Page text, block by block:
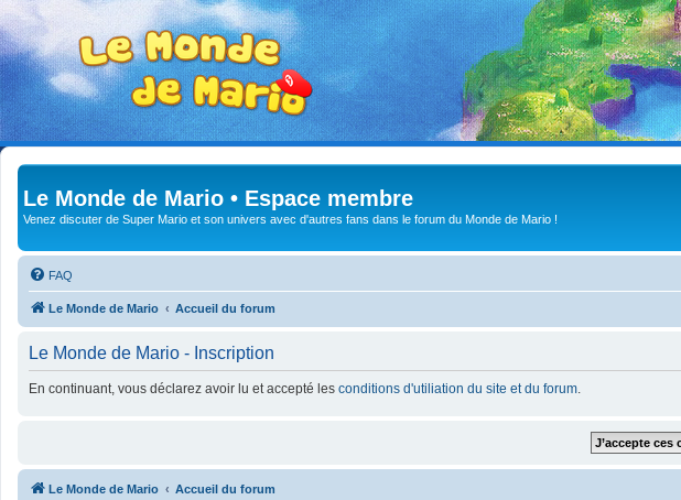
Le Monde de Mario • Espace membre
Venez discuter de Super Mario et son univers avec d'autres fans dans le forum du Monde de Mario !
FAQ
Le Monde de Mario Accueil du forum
Le Monde de Mario - Inscription
En continuant, vous déclarez avoir lu et accepté les conditions d'utiliation du site et du forum
Le Monde de Mario Accueil du forum